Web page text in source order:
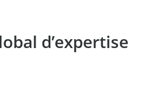
d’expertise